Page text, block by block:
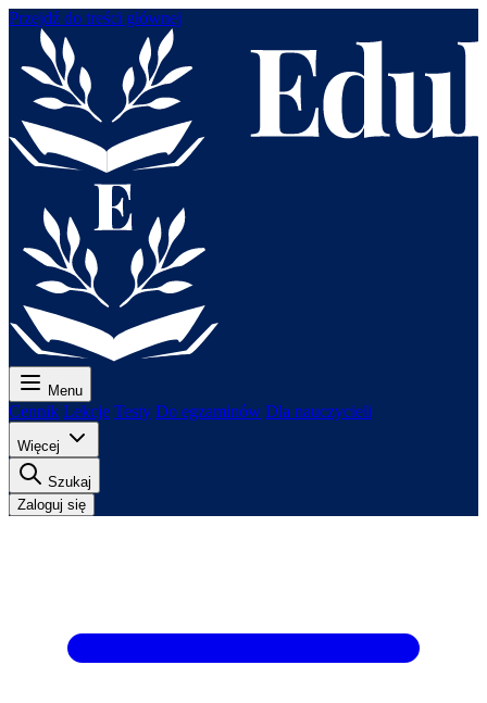
Przejdź do treści głównej
Menu
Cennik Lekcje Testy Do egzaminów Dla nauczycieli
Więcej
Szukaj
Zaloguj się